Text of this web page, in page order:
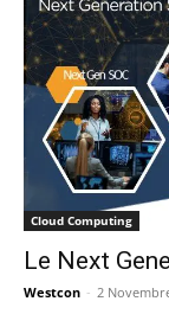
Cloud Computing
Le Next
Westcon - 2